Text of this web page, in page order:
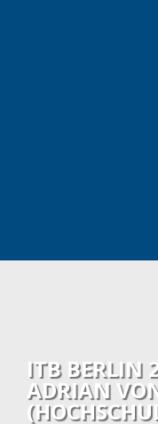
ITB BERLIN
ADRIAN